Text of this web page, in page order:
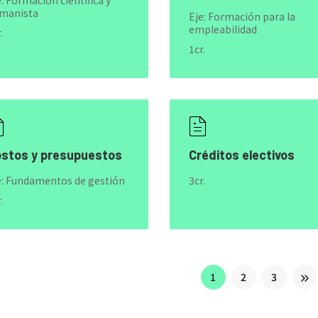
Eje: Formación para la
empleabilidad
1cr.
y presupuestos
Fundamentos de gestión
Créditos electivos
3cr.
1 2 3